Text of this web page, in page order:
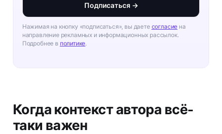
Подписаться →
Нажимая на кнопку «подписаться», вы даете согласие на
направление рекламных и информационных рассылок.
Подробнее в политике.
Когда контекст автора всё-
таки важен